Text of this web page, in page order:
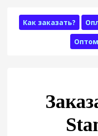
Как заказать?
Оптом